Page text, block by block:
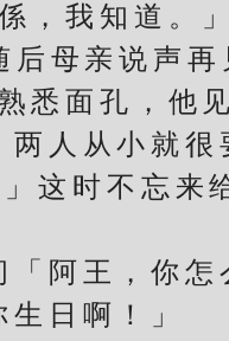
，我知道。」
亲说声再
面孔，他
人从小就很
时不忘来
阿王，你怎
日啊！」